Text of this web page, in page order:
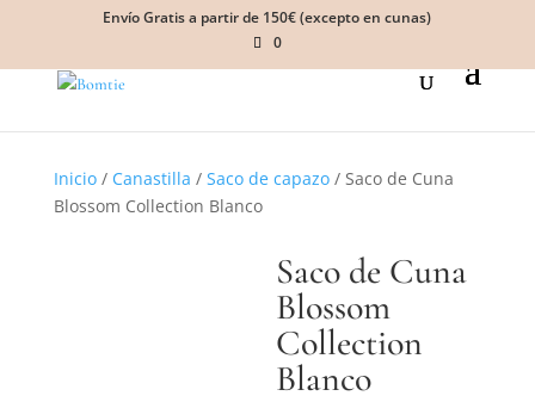
Envío Gratis a partir de 150€ (excepto en cunas)
0
Inicio/ Canastilla / Saco de capazo/ Saco de Cuna
Blossom Collection Blanco
Saco de Cuna
Blossom
Collection
Blanco